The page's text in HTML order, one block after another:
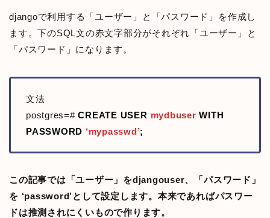
djangoで利用する「ユーザー」と「パスワード」を作成し
ます。下のSQL文の赤文字部分がそれぞれ「ユーザー」と
「パスワード」になります。
文法
postgres=#CREATE USER mydbuser WITH
PASSWORD ‘mypasswd’;
この記事では「ユーザー」をdjangouser、「パスワード」
を ‘password’として設定します。本来であればパスワー
ドは推測されにくいもので作ります。